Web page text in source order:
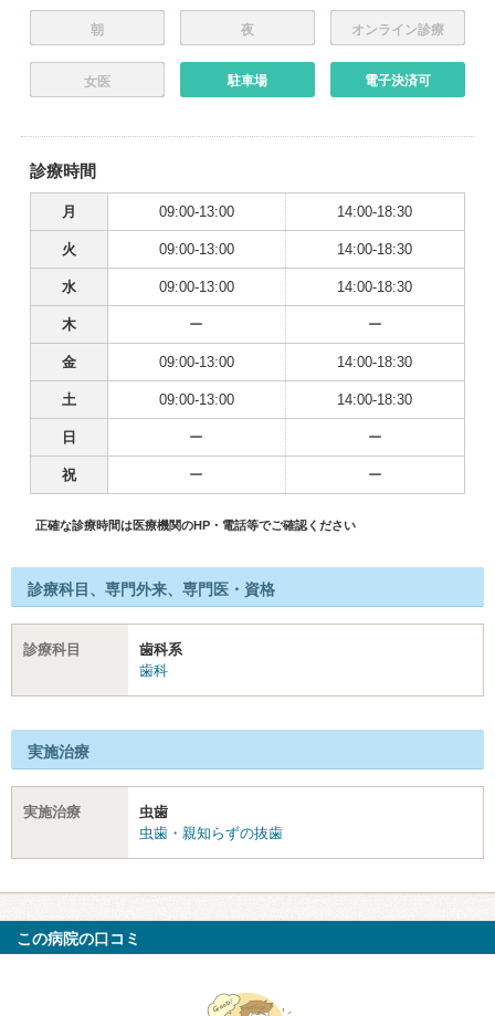
朝 夜 オンライン診療
女医 駐車場 電子決済可
診療時間
月 09:00-13:00 14:00-18:30
火 09:00-13:00 14:00-18:30
水 09:00-13:00 14:00-18:30
木 ー ー
金 09:00-13:00 14:00-18:30
土 09:00-13:00 14:00-18:30
日 ー ー
祝 ー ー
正確な診療時間は医療機関のHP・電話等でご確認ください
診療科目、専門外来、専門医・資格
診療科目
歯科系
歯科
実施治療
実施治療
虫歯
虫歯・親知らずの抜歯
この病院の口コミ